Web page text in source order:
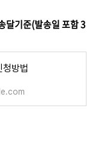
달기준(발송일 포함 3
방법